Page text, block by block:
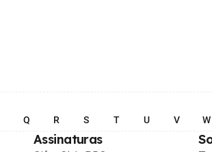
Q R S T U V W
Assinaturas